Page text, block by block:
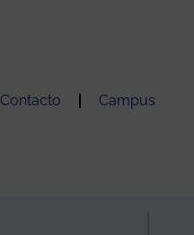
Contacto Campus